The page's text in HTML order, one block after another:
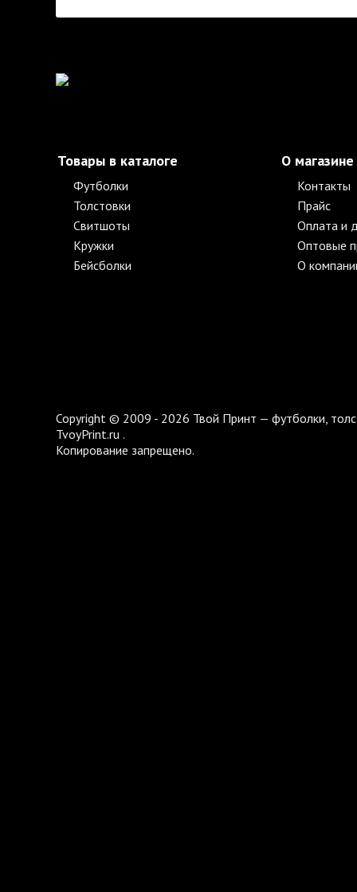
Товары в каталоге
Футболки
Толстовки
Свитшоты
Кружки
Бейсболки
О магазине
Контакты
Прайс
Оплата и
Оптовые
О
Copyright © 2009 - 2026 Твой Принт — футболки,
TvoyPrint.ru .
Копирование запрещено.